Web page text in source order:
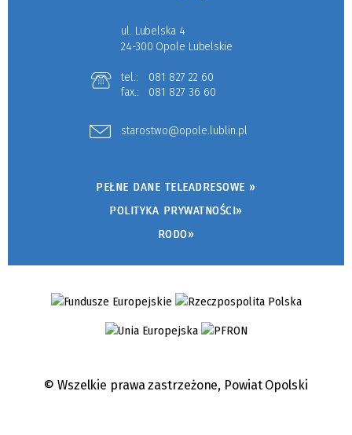
ul. Lubelska 4
24-300 Opole Lubelskie
tel.:
081 827 22 60
fax.:
081 827 36 60
starostwo@opole.lublin.pl
PEŁNE DANE TELEADRESOWE »
POLITYKA PRYWATNOŚCI»
RODO»
© Wszelkie prawa zastrzeżone, Powiat Opolski